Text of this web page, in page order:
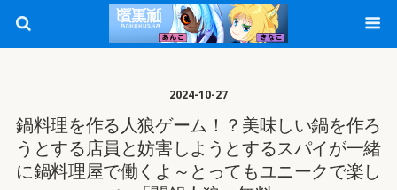
2024-10-27
鍋料理を作る人狼ゲーム！？美味しい鍋を作ろ
うとする店員と妨害しようとするスパイが一緒
に鍋料理屋で働くよ～とってもユニークで楽し